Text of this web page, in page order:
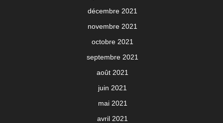
décembre 2021
novembre 2021
octobre 2021
septembre 2021
août 2021
juin 2021
mai 2021
avril 2021